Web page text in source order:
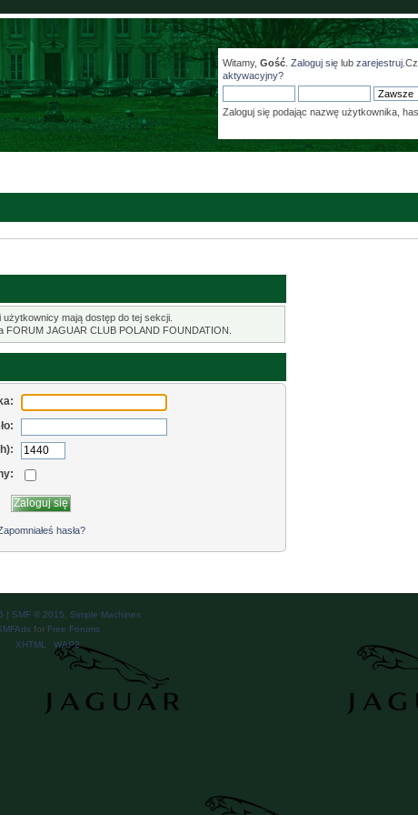
Witamy, Gość. Zaloguj sięlub zarejestruj
aktywacyjny?
Zaloguj się podając nazwę użytkownika,
mają dostęp do tej sekcji.
FORUM JAGUAR CLUB POLAND FOUNDATION.
hasła?
| SMF © 2015
Simple Machines
for Free Forums
XHTML
WAP2